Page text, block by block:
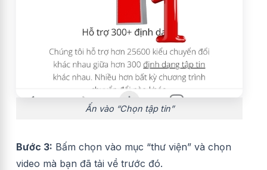
Ấn vào “Chọn tập tin”
Bước 3: Bấm chọn vào mục “thư viện” và chọn
video mà bạn đã tải về trước đó.